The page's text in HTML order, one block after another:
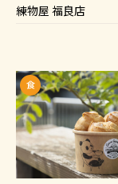
練物屋 福良店